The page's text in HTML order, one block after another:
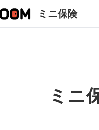
ミニ保険
ミニ